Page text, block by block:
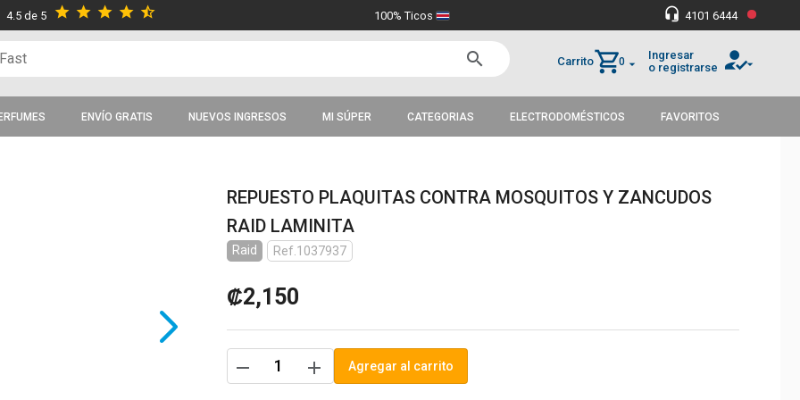
4.5 de 5 star star star star star_half 100% Ticos headset_mic 4101 6444 •
search Carritoshopping_cart0 arrow_drop_down
Ingresar
o registrarse how_to_reg
arrow_drop_down
ENVÍO GRATIS NUEVOS INGRESOS MI SÚPER CATEGORIAS ELECTRODOMÉSTICOS FAVORITOS
REPUESTO PLAQUITAS CONTRA MOSQUITOS Y ZANCUDOS
RAID LAMINITA
Raid Ref.1037937
₡2,150
remove add Agregar al carrito